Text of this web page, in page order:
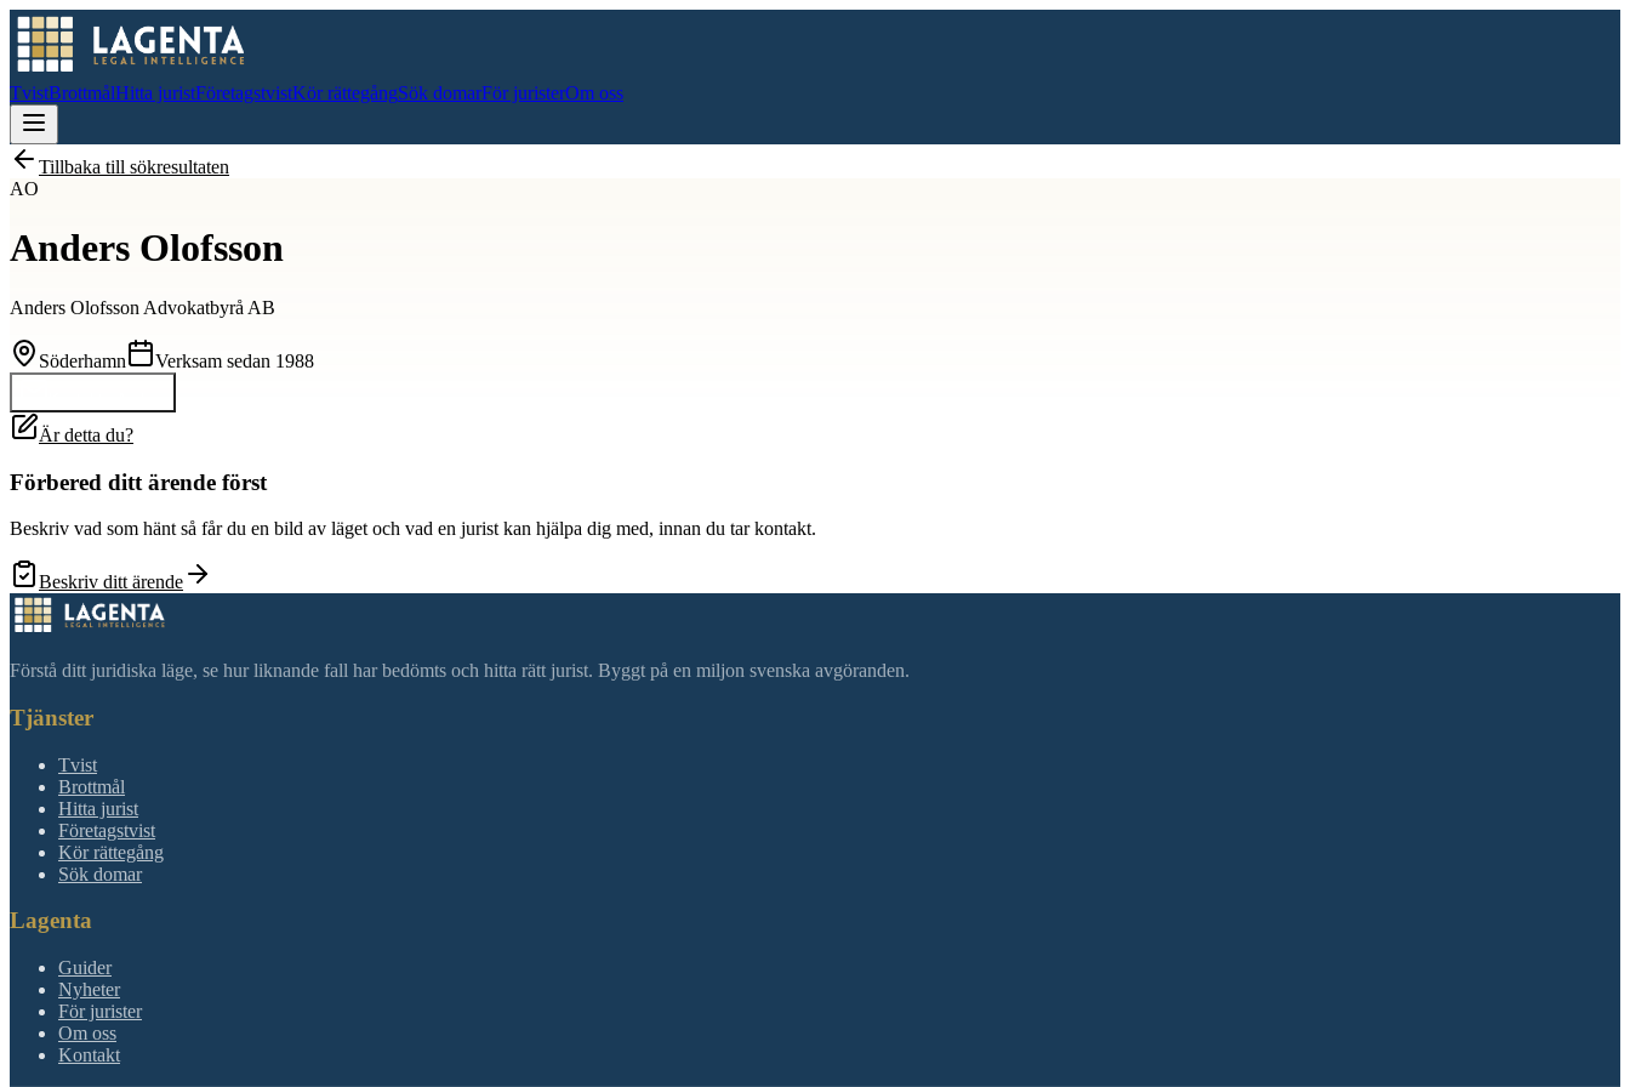
TvistBrottmålHitta juristFöretagstvistKör rättegångSök domarFör juristerOm oss
Tillbaka till sökresultaten
AO
Anders Olofsson
Anders Olofsson Advokatbyrå AB
Söderhamn Verksam sedan 1988
Är detta du?
Förbered ditt ärende först
Beskriv vad som hänt så får du en bild av läget och vad en jurist kan hjälpa dig med, innan du tar kontakt.
Beskriv ditt ärende
Förstå ditt juridiska läge, se hur liknande fall har bedömts och hitta rätt jurist. Byggt på en miljon svenska avgöranden.
Tjänster
Tvist
Brottmål
Hitta jurist
Företagstvist
Kör rättegång
Sök domar
Lagenta
Guider
Nyheter
För jurister
Om oss
Kontakt